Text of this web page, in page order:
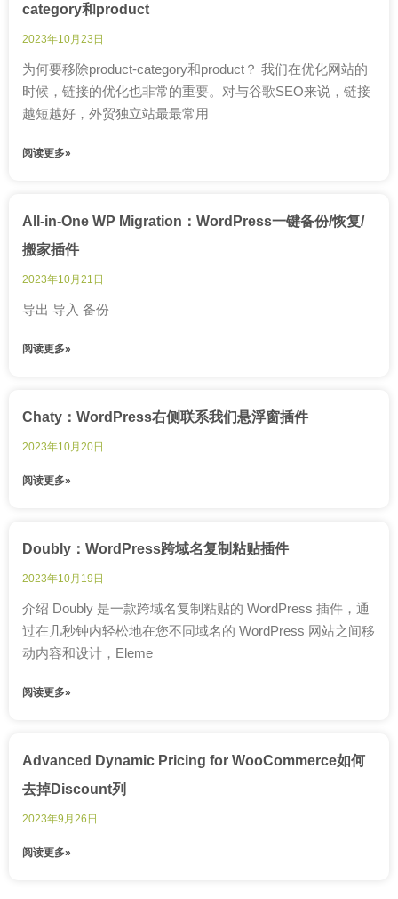
category和product
2023年10月23日
为何要移除product-category和product？ 我们在优化网站的
时候，链接的优化也非常的重要。对与谷歌SEO来说，链接
越短越好，外贸独立站最最常用
阅读更多»
All-in-One WP Migration：WordPress一键备份/恢复/
搬家插件
2023年10月21日
导出 导入 备份
阅读更多»
Chaty：WordPress右侧联系我们悬浮窗插件
2023年10月20日
阅读更多»
Doubly：WordPress跨域名复制粘贴插件
2023年10月19日
介绍 Doubly 是一款跨域名复制粘贴的 WordPress 插件，通
过在几秒钟内轻松地在您不同域名的 WordPress 网站之间移
动内容和设计，Eleme
阅读更多»
Advanced Dynamic Pricing for WooCommerce如何
去掉Discount列
2023年9月26日
阅读更多»